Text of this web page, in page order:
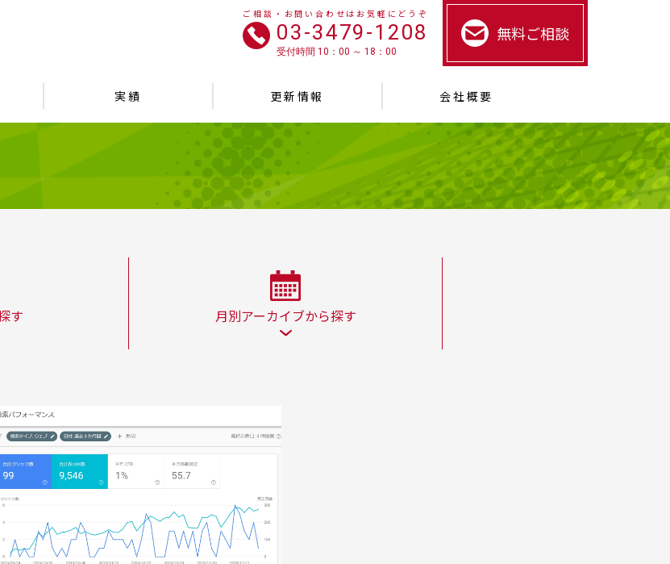
ご相談・お問い合わせはお気軽にどうぞ
03-3479-1208
受付時間 10：00 ～ 18：00
無料ご相談
実績 更新情報 会社概要
す 月別アーカイブから探す